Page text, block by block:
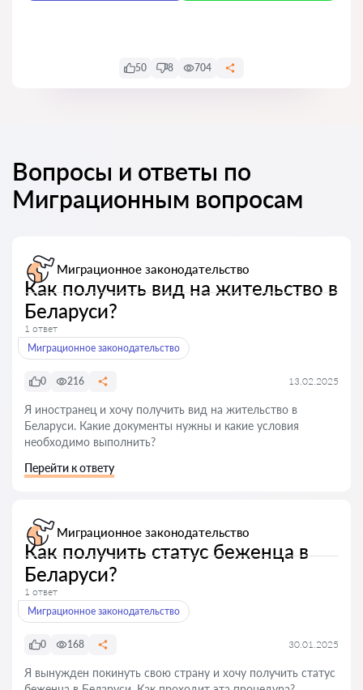
50 8 704
Вопросы и ответы по
Миграционным вопросам
Миграционное законодательство
Как получить вид на жительство в
Беларуси?
1 ответ
Миграционное законодательство
0 216 13.02.2025
Я иностранец и хочу получить вид на жительство в
Беларуси. Какие документы нужны и какие условия
необходимо выполнить?
Перейти к ответу
Миграционное законодательство
Как получить статус беженца в
Беларуси?
1 ответ
Миграционное законодательство
0 168 30.01.2025
Я вынужден покинуть свою страну и хочу получить статус